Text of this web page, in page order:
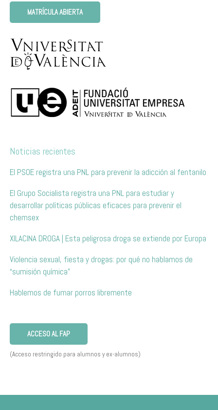
MATRÍCULA ABIERTA
Noticias recientes
El PSOE registra una PNL para prevenir la adicción al fentanilo
El Grupo Socialista registra una PNL para estudiar y
desarrollar políticas públicas eficaces para prevenir el
chemsex
XILACINA DROGA | Esta peligrosa droga se extiende por Europa
Violencia sexual, fiesta y drogas: por qué no hablamos de
“sumisión química”
Hablemos de fumar porros libremente
ACCESO AL FAP
(Acceso restringido para alumnos y ex-alumnos)